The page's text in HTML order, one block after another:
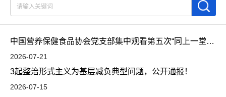
中国营养保健食品协会党支部集中观看第五次“同上一堂课”直播授课
2026-07-21
3起整治形式主义为基层减负典型问题，公开通报！
2026-07-15